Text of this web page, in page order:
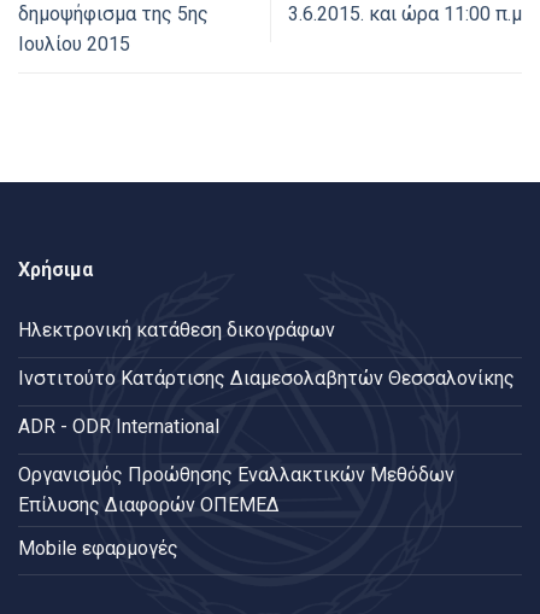
δημοψήφισμα της 5ης
Ιουλίου 2015
3.6.2015. και ώρα 11:00 π.μ
Χρήσιμα
Ηλεκτρονική κατάθεση δικογράφων
Ινστιτούτο Κατάρτισης Διαμεσολαβητών Θεσσαλονίκης
ADR - ODR International
Oργανισμός Προώθησης Εναλλακτικών Μεθόδων
Επίλυσης Διαφορών ΟΠΕΜΕΔ
Mobile εφαρμογές